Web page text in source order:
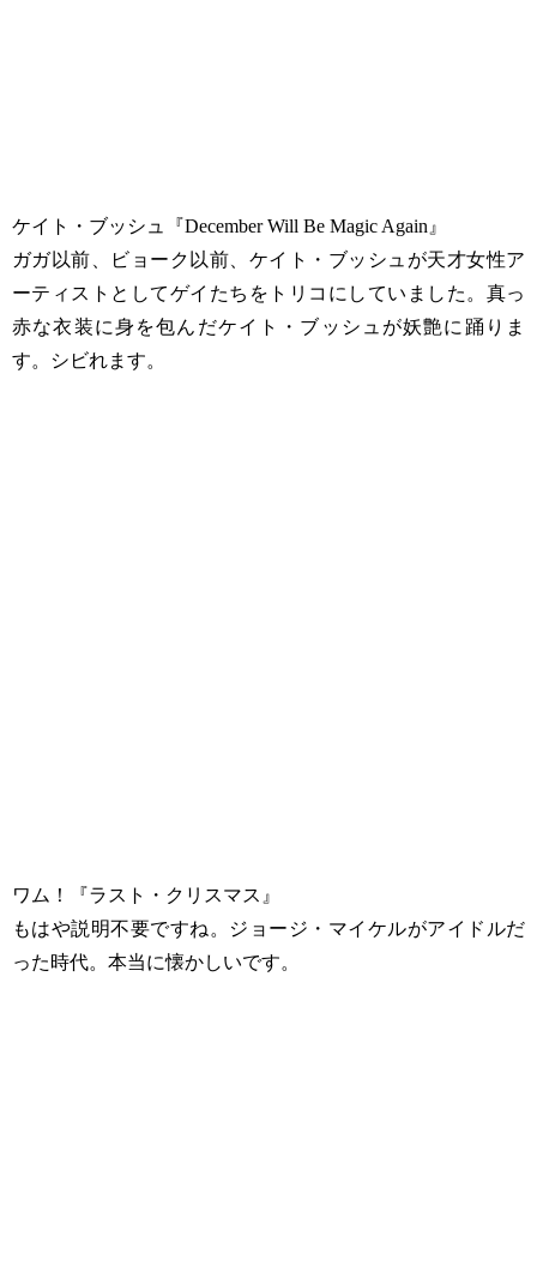
ケイト・ブッシュ『December Will Be Magic Again』
ガガ以前、ビョーク以前、ケイト・ブッシュが天才女性ア
ーティストとしてゲイたちをトリコにしていました。真っ
赤な衣装に身を包んだケイト・ブッシュが妖艶に踊りま
す。シビれます。
ワム！『ラスト・クリスマス』
もはや説明不要ですね。ジョージ・マイケルがアイドルだ
った時代。本当に懐かしいです。